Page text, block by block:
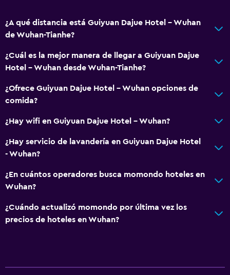
¿A qué distancia está Guiyuan Dajue Hotel - Wuhan
de Wuhan-Tianhe?
¿Cuál es la mejor manera de llegar a Guiyuan Dajue
Hotel - Wuhan desde Wuhan-Tianhe?
¿Ofrece Guiyuan Dajue Hotel - Wuhan opciones de
comida?
¿Hay wifi en Guiyuan Dajue Hotel - Wuhan?
¿Hay servicio de lavandería en Guiyuan Dajue Hotel
- Wuhan?
¿En cuántos operadores busca momondo hoteles en
Wuhan?
¿Cuándo actualizó momondo por última vez los
precios de hoteles en Wuhan?